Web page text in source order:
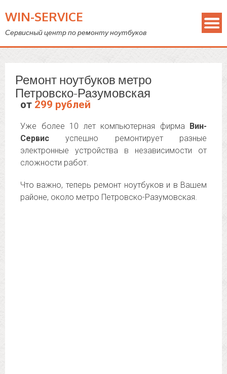
WIN-SERVICE
Сервисный центр по ремонту ноутбуков
Ремонт ноутбуков метро
Петровско-Разумовская
от 299 рублей
Уже более 10 лет компьютерная фирма Вин-
Сервис успешно ремонтирует разные
электронные устройства в независимости от
сложности работ.
Что важно, теперь ремонт ноутбуков и в Вашем
районе, около метро Петровско-Разумовская.